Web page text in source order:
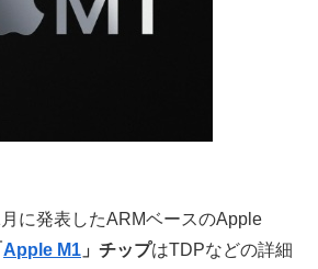
に発表したARMベースのApple
Apple M1 」チップはTDPなどの詳細